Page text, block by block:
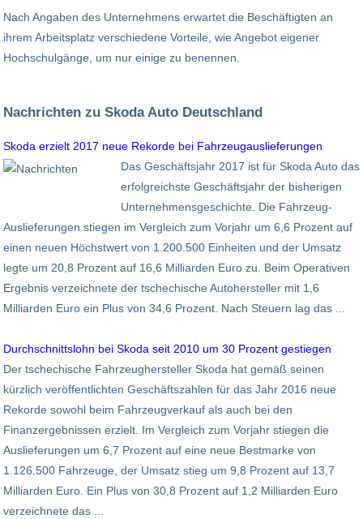
Nach Angaben des Unternehmens erwartet die Beschäftigten an
ihrem Arbeitsplatz verschiedene Vorteile, wie Angebot eigener
Hochschulgänge, um nur einige zu benennen.
Nachrichten zu Skoda Auto Deutschland
Skoda erzielt 2017 neue Rekorde bei Fahrzeugauslieferungen
Das Geschäftsjahr 2017 ist für Skoda Auto das
erfolgreichste Geschäftsjahr der bisherigen
Unternehmensgeschichte. Die Fahrzeug-
Auslieferungen stiegen im Vergleich zum Vorjahr um 6,6 Prozent auf
einen neuen Höchstwert von 1.200.500 Einheiten und der Umsatz
legte um 20,8 Prozent auf 16,6 Milliarden Euro zu. Beim Operativen
Ergebnis verzeichnete der tschechische Autohersteller mit 1,6
Milliarden Euro ein Plus von 34,6 Prozent. Nach Steuern lag das ...
Durchschnittslohn bei Skoda seit 2010 um 30 Prozent gestiegen
Der tschechische Fahrzeughersteller Skoda hat gemäß seinen
kürzlich veröffentlichten Geschäftszahlen für das Jahr 2016 neue
Rekorde sowohl beim Fahrzeugverkauf als auch bei den
Finanzergebnissen erzielt. Im Vergleich zum Vorjahr stiegen die
Auslieferungen um 6,7 Prozent auf eine neue Bestmarke von
1.126.500 Fahrzeuge, der Umsatz stieg um 9,8 Prozent auf 13,7
Milliarden Euro. Ein Plus von 30,8 Prozent auf 1,2 Milliarden Euro
verzeichnete das ...